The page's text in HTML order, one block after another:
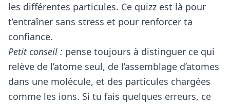
les différentes particules. Ce quizz est là pour
t’entraîner sans stress et pour renforcer ta
confiance.
Petit conseil : pense toujours à distinguer ce qui
relève de l’atome seul, de l’assemblage d’atomes
dans une molécule, et des particules chargées
comme les ions. Si tu fais quelques erreurs, ce